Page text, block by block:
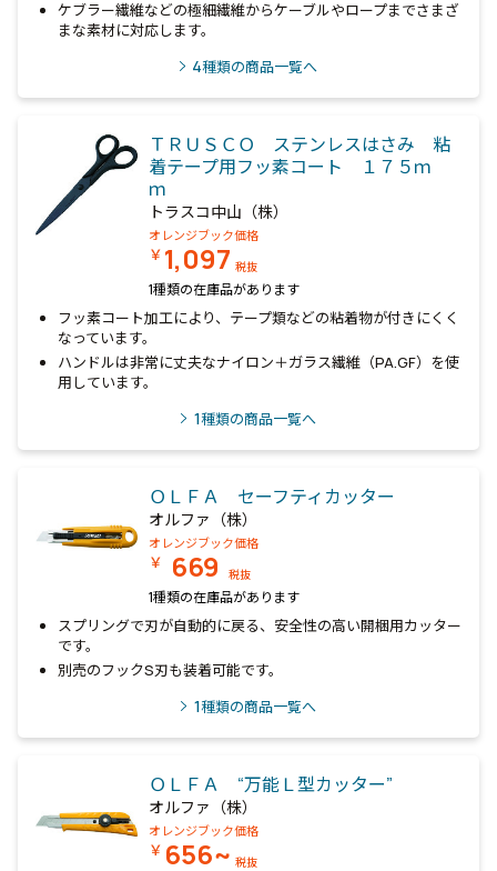
ケブラー繊維などの極細繊維からケーブルやロープまでさまざ
まな素材に対応します。
4種類の商品一覧へ
ＴＲＵＳＣＯ ステンレスはさみ 粘
着テープ用フッ素コート １７５ｍ
ｍ
トラスコ中山（株）
オレンジブック価格
￥ 1,097 税抜
1種類の在庫品があります
フッ素コート加工により、テープ類などの粘着物が付きにくく
なっています。
ハンドルは非常に丈夫なナイロン＋ガラス繊維（PA.GF）を使
用しています。
1種類の商品一覧へ
ＯＬＦＡ セーフティカッター
オルファ（株）
オレンジブック価格
￥ 669 税抜
1種類の在庫品があります
スプリングで刃が自動的に戻る、安全性の高い開梱用カッター
です。
別売のフックS刃も装着可能です。
1種類の商品一覧へ
ＯＬＦＡ “万能Ｌ型カッター”
オルファ（株）
オレンジブック価格
￥ 656~ 税抜